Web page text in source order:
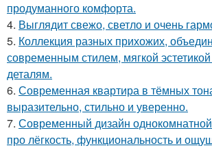
продуманного комфорта.
4. Выглядит свежо, светло и очень
5. Коллекция разных прихожих,
современным стилем, мягкой
деталям.
6. Современная квартира в тёмных
выразительно, стильно и уверенно.
7. Современный дизайн
про лёгкость, функциональность и